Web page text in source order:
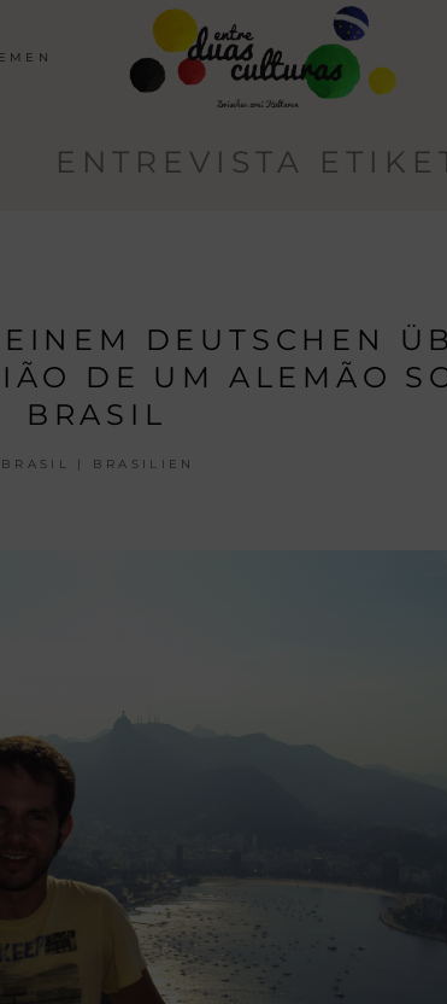
ENTREVISTA
DEUTSCHEN
DE UM ALEMÃO
BRASIL
BRASIL | BRASILIEN